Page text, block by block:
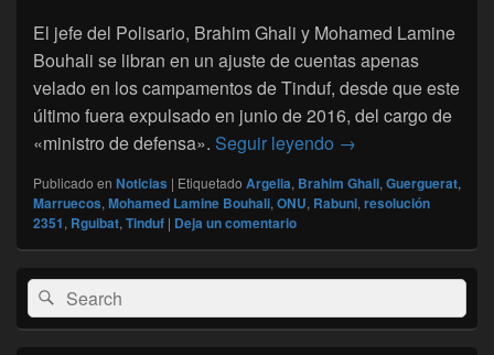
El jefe del Polisario, Brahim Ghali y Mohamed Lamine
Bouhali se libran en un ajuste de cuentas apenas
velado en los campamentos de Tinduf, desde que este
último fuera expulsado en junio de 2016, del cargo de
«ministro de defensa». Seguir leyendo Brahim Ghali VS
→
Publicado en Noticias | Etiquetado Argelia, Brahim Ghali, Guerguerat,
Marruecos, Mohamed Lamine Bouhali, ONU, Rabuni, resolución
2351, Rguibat, Tinduf | Deja un comentario
El
área
de
widget
Buscar
por:
Buscar